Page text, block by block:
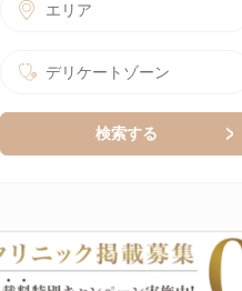
エリア
デリケートゾーン
検索する